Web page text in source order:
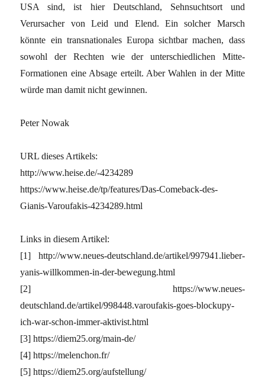
USA sind, ist hier Deutschland, Sehnsuchtsort und
Verursacher von Leid und Elend. Ein solcher Marsch
könnte ein transnationales Europa sichtbar machen, dass
sowohl der Rechten wie der unterschiedlichen Mitte-
Formationen eine Absage erteilt. Aber Wahlen in der Mitte
würde man damit nicht gewinnen.
Peter Nowak
URL dieses Artikels:
http://www.heise.de/-4234289
https://www.heise.de/tp/features/Das-Comeback-des-
Gianis-Varoufakis-4234289.html
Links in diesem Artikel:
[1] http://www.neues-deutschland.de/artikel/997941.lieber-
yanis-willkommen-in-der-bewegung.html
[2] https://www.neues-
deutschland.de/artikel/998448.varoufakis-goes-blockupy-
ich-war-schon-immer-aktivist.html
[3] https://diem25.org/main-de/
[4] https://melenchon.fr/
[5] https://diem25.org/aufstellung/